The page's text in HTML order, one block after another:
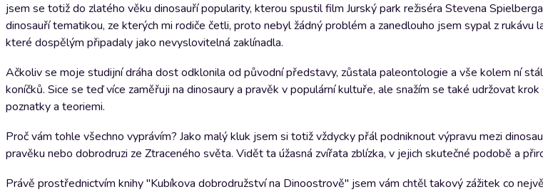
jsem se totiž do zlatého věku dinosauří popularity, kterou spustil film Jurský park režiséra Stevena
dinosauří tematikou, ze kterých mi rodiče četli, proto nebyl žádný problém a zanedlouho jsem sypal z rukávu
které dospělým připadaly jako nevyslovitelná zaklínadla.
Ačkoliv se moje studijní dráha dost odklonila od původní představy, zůstala paleontologie a vše kolem ní
koníčků. Sice se teď více zaměřuji na dinosaury a pravěk v populární kultuře, ale snažím se také udržovat
poznatky a teoriemi.
Proč vám tohle všechno vyprávím? Jako malý kluk jsem si totiž vždycky přál podniknout výpravu mezi
pravěku nebo dobrodruzi ze Ztraceného světa. Vidět ta úžasná zvířata zblízka, v jejich skutečné podobě a
Právě prostřednictvím knihy "Kubíkova dobrodružství na Dinoostrově" jsem vám chtěl takový zážitek co